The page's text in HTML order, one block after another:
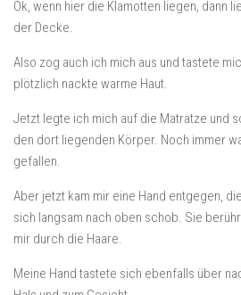
Ok, wenn hier die Klamotten liegen, dann
der Decke.
Also zog auch ich mich aus und tastete
plötzlich nackte warme Haut.
Jetzt legte ich mich auf die Matratze und
den dort liegenden Körper. Noch immer
gefallen.
Aber jetzt kam mir eine Hand entgegen,
sich langsam nach oben schob. Sie
mir durch die Haare.
Meine Hand tastete sich ebenfalls über